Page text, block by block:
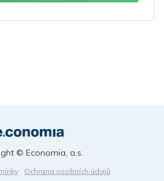
Ochrana osobních údajů
© Economia, a.s.